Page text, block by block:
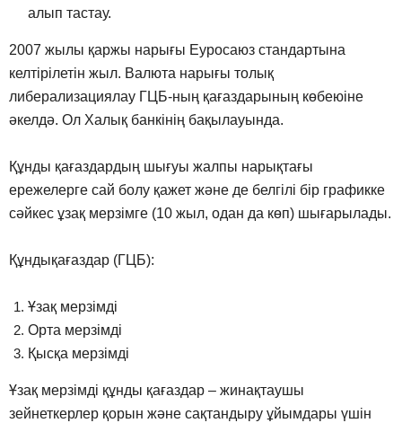
алып тастау.
2007 жылы қаржы нарығы Еуросаюз стандартына
келтірілетін жыл. Валюта нарығы толық
либерализациялау ГЦБ-ның қағаздарының көбеюіне
әкелдә. Ол Халық банкінің бақылауында.
Құнды қағаздардың шығуы жалпы нарықтағы
ережелерге сай болу қажет және де белгілі бір графикке
сәйкес ұзақ мерзімге (10 жыл, одан да көп) шығарылады.
Құндықағаздар (ГЦБ):
Ұзақ мерзімді
Орта мерзімді
Қысқа мерзімді
Ұзақ мерзімді құнды қағаздар – жинақтаушы
зейнеткерлер қорын және сақтандыру ұйымдары үшін